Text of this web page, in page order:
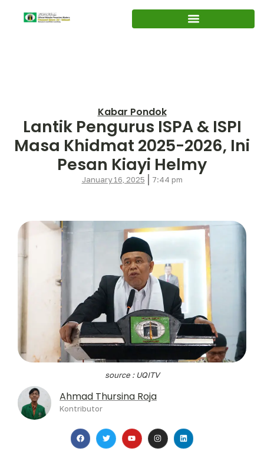
Kabar Pondok
Lantik Pengurus ISPA & ISPI
Masa Khidmat 2025-2026, Ini
Pesan Kiayi Helmy
January 16, 2025 7:44 pm
source : UQITV
Ahmad Thursina Roja
Kontributor